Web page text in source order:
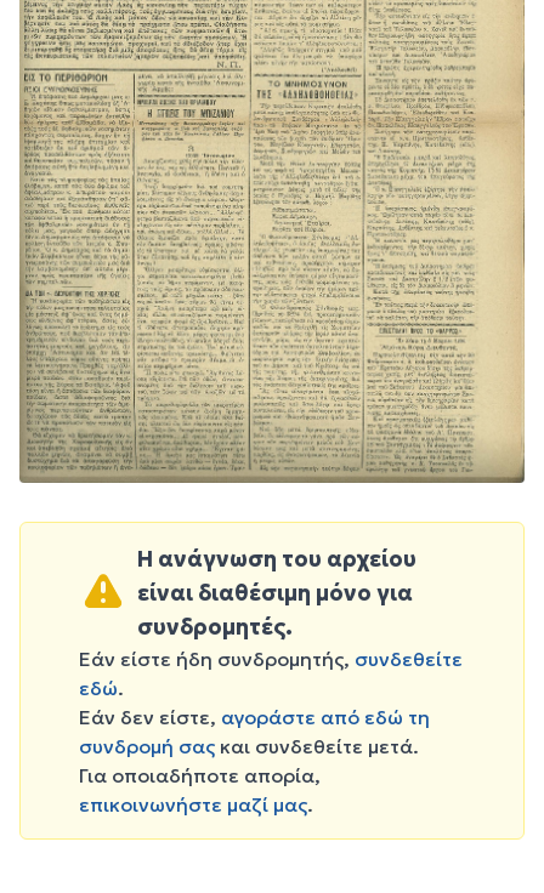
Η ανάγνωση του αρχείου
είναι διαθέσιμη μόνο για
συνδρομητές.
Εάν είστε ήδη συνδρομητής, συνδεθείτε
εδώ.
Εάν δεν είστε, αγοράστε από εδώ τη
συνδρομή σας και συνδεθείτε μετά.
Για οποιαδήποτε απορία,
επικοινωνήστε μαζί μας.